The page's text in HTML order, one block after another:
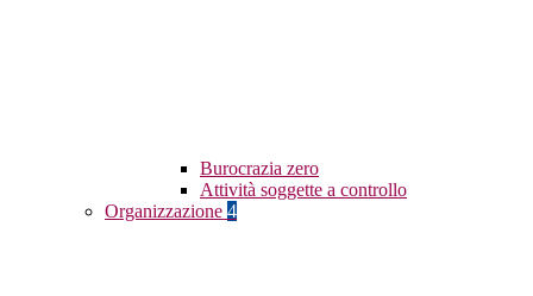
Burocrazia zero
Attività soggette a controllo
Organizzazione 4